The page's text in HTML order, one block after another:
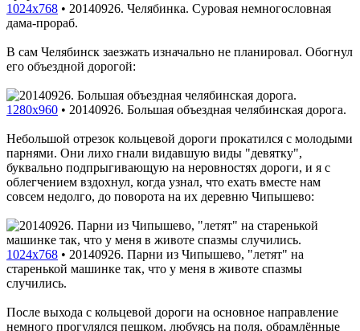
1024x768 • 20140926. Челябинка. Суровая немногословная
дама-прораб.
В сам Челябинск заезжать изначально не планировал. Обогнул
его объездной дорогой:
1280x960 • 20140926. Большая объездная челябинская дорога.
Небольшой отрезок кольцевой дороги прокатился с молодыми
парнями. Они лихо гнали видавшую виды "девятку",
буквально подпрыгивающую на неровностях дороги, и я с
облегчением вздохнул, когда узнал, что ехать вместе нам
совсем недолго, до поворота на их деревню Чипышево:
1024x768 • 20140926. Парни из Чипышево, "летят" на
старенькой машинке так, что у меня в животе спазмы
случились.
После выхода с кольцевой дороги на основное направление
немного прогулялся пешком, любуясь на поля, обрамлённые